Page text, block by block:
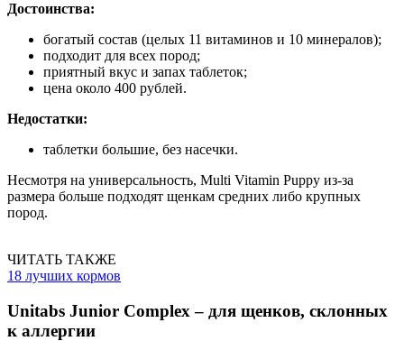
Достоинства:
богатый состав (целых 11 витаминов и 10 минералов);
подходит для всех пород;
приятный вкус и запах таблеток;
цена около 400 рублей.
Недостатки:
таблетки большие, без насечки.
Несмотря на универсальность, Multi Vitamin Puppy из-за
размера больше подходят щенкам средних либо крупных
пород.
ЧИТАТЬ ТАКЖЕ
18 лучших кормов
Unitabs Junior Complex – для щенков, склонных
к аллергии